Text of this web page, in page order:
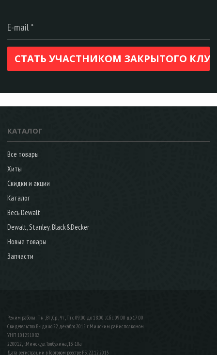
КАТАЛОГ
Все товары
Хиты
Скидки и акции
Каталог
Весь Dewalt
Dewalt, Stanley, Black&Decker
Новые товары
Запчасти
Режим работы: Пн , Вт , Ср , Чт , Пт c 09:00 до 18:00 ; Сб c 09:00 до 17:00
Свидетельство Выдано 22 декабря 2015 г. Минским райисполкомом
УНП 101251082
220012, г.Минск, ул.Толбухина, 13-10а
Дата регистрации в Торговом реестре РБ: 22.12.2015